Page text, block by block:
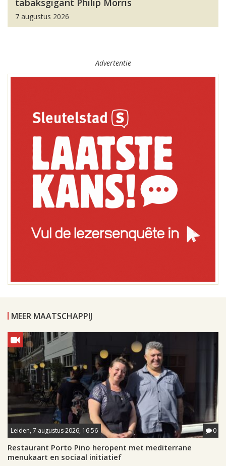
tabaksgigant Philip Morris
7 augustus 2026
Advertentie
MEER MAATSCHAPPIJ
Leiden, 7 augustus 2026, 16:56 0
Restaurant Porto Pino heropent met mediterrane
menukaart en sociaal initiatief